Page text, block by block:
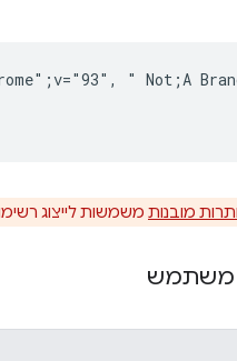
" Not;A
מובנות משמשות לייצוג
משתמש